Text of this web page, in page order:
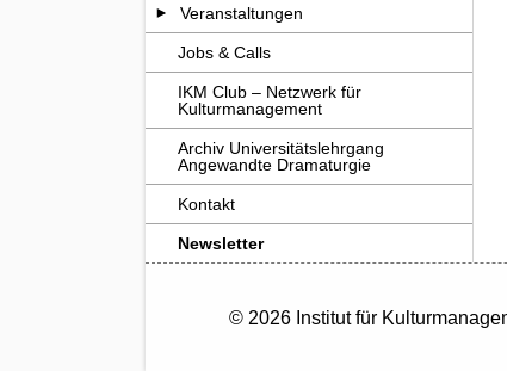
Veranstaltungen
Jobs & Calls
IKM Club – Netzwerk für
Kulturmanagement
Archiv Universitätslehrgang
Angewandte Dramaturgie
Kontakt
Newsletter
© 2026 Institut für